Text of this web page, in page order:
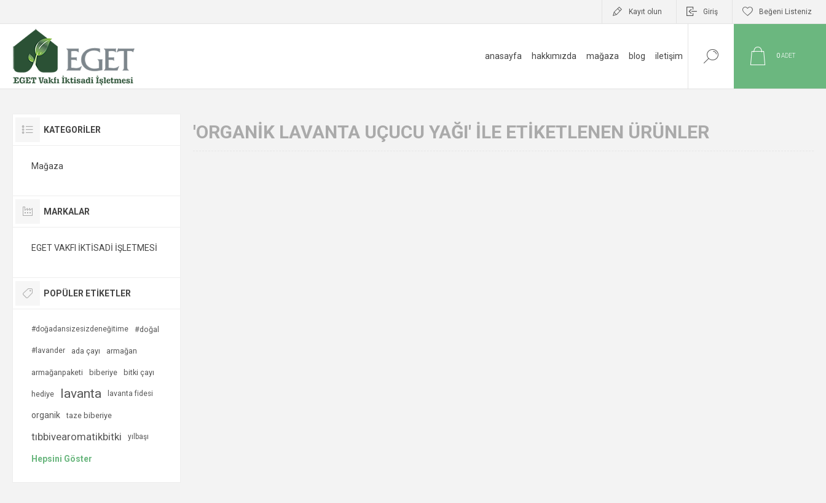
Kayıt olun Giriş Beğeni Listeniz
anasayfa hakkımızda mağaza blog i̇letişim 0ADET
'ORGANIK LAVANTA UÇUCU YAĞI' ILE ETIKETLENEN ÜRÜNLER
KATEGORİLER
Mağaza
MARKALAR
EGET VAKFI İKTİSADİ İŞLETMESİ
POPÜLER ETIKETLER
#doğadansizesizdeneğitime #doğal
#lavander ada çayı armağan
armağanpaketi biberiye bitki çayı
hediye lavanta lavanta fidesi
organik taze biberiye
tıbbivearomatikbitki yılbaşı
Hepsini Göster